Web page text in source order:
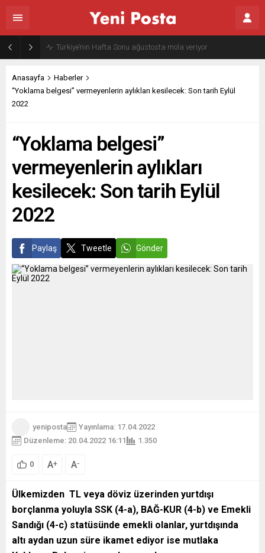
Gazze’nin geleceği: Teknokratik kontrol mü, kolonializm mi?
Anasayfa
Haberler
“Yoklama belgesi” vermeyenlerin aylıkları kesilecek: Son tarih Eylül
2022
“Yoklama belgesi”
vermeyenlerin aylıkları
kesilecek: Son tarih Eylül
2022
Paylaş Tweetle Gönder
yeniposta
Yayınlama: 17.04.2022
Düzenleme: 20.04.2022 16:11
1.350
0 A+ A-
Ülkemizden TL veya döviz üzerinden yurtdışı
borçlanma yoluyla SSK (4-a), BAĞ-KUR (4-b) ve Emekli
Sandığı (4-c) statüsünde emekli olanlar, yurtdışında
altı aydan uzun süre ikamet ediyor ise mutlaka